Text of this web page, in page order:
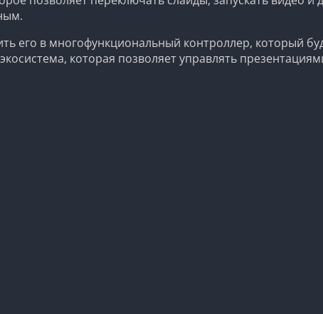
в многофункциональный контроллер, который
которая позволяет управлять